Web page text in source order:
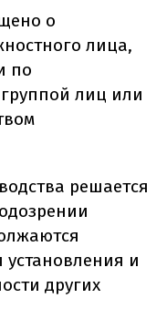
о
лица,
по
лиц или
решается
установления и
других